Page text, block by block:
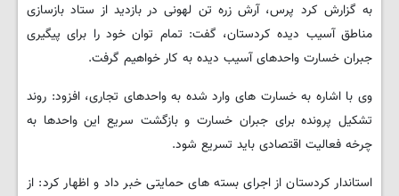
به گزارش کرد پرس، آرش زره تن لهونی در بازدید از ستاد بازسازی
مناطق آسیب دیده کردستان، گفت: تمام توان خود را برای پیگیری
جبران خسارت واحدهای آسیب دیده به کار خواهیم گرفت.
وی با اشاره به خسارت های وارد شده به واحدهای تجاری، افزود: روند
تشکیل پرونده برای جبران خسارت و بازگشت سریع این واحدها به
چرخه فعالیت اقتصادی باید تسریع شود.
استاندار کردستان از اجرای بسته های حمایتی خبر داد و اظهار کرد: از